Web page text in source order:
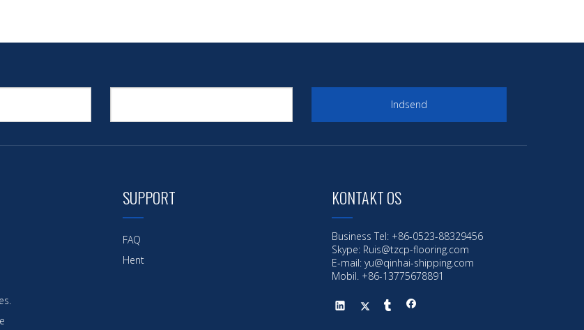
Indsend
SUPPORT
FAQ
Hent
KONTAKT OS
Business Tel: +86-0523-88329456
Skype: Ruis@tzcp-flooring.com
E-mail: yu@qinhai-shipping.com
Mobil. +86-13775678891